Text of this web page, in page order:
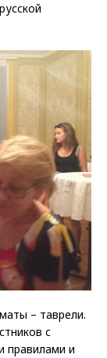
– таврели.
с
правилами и